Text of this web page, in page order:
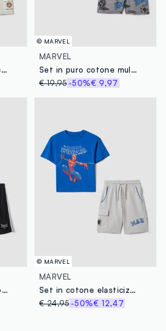
Completo blu in puro cotone con t-shirt e shorts
© MARVEL
MARVEL
Set in puro cotone multicolor da bambino con stampe Marvel
€ 19,95 -50%€ 9,97
Completo giallo e nero con top e shorts per bambino over fit
© MARVEL
MARVEL
Set in cotone elasticizzato multicolor da bambino con stampe Marvel
€ 24,95 -50%€ 12,47